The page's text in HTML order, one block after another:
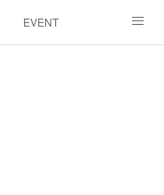
EVENT